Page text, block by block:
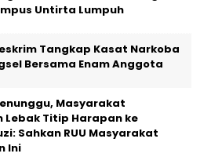
Untirta Lumpuh
Tangkap Kasat Narkoba
Bersama Enam Anggota
Masyarakat
Lebak Titip Harapan ke
Sahkan RUU Masyarakat
Ini